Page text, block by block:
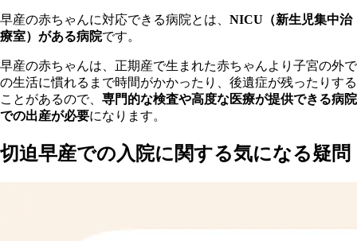
早産の赤ちゃんに対応できる病院とは、 NICU（新生児集中治
療室）がある病院です。
早産の赤ちゃんは、正期産で生まれた赤ちゃんより子宮の外で
の生活に慣れるまで時間がかかったり、後遺症が残ったりする
ことがあるので、 専門的な検査や高度な医療が提供できる病院
での出産が必要になります。
切迫早産での入院に関する気になる疑問